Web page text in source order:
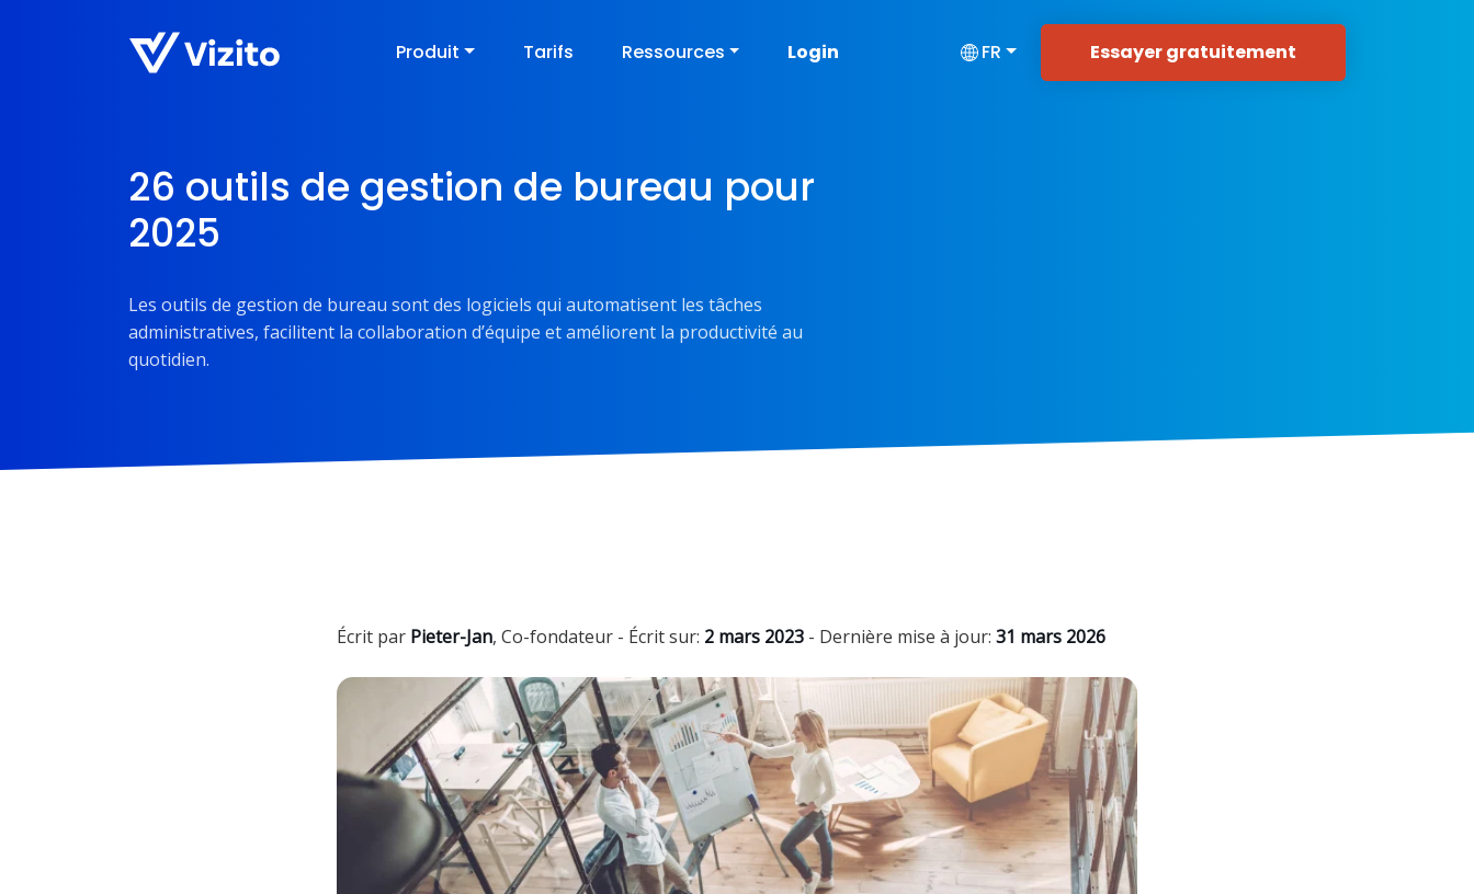
Produit Tarifs Ressources Login FR Essayer gratuitement
26 outils de gestion de bureau pour
2025
Les outils de gestion de bureau sont des logiciels qui automatisent les tâches
administratives, facilitent la collaboration d’équipe et améliorent la productivité au
quotidien.
Écrit par Pieter-Jan, Co-fondateur - Écrit sur: 2 mars 2023 - Dernière mise à jour: 31 mars 2026